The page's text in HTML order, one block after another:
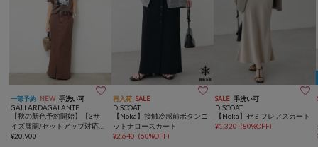
一部予約 NEW 手洗い可 
GALLARDAGALANTE
【秋の新色予約開始】【3サ
イズ展開/セットアップ対応】
リヨセルスリットスカート
¥20,900
再入荷 SALE 
DISCOAT
【Noka】接触冷感前ボタンニ
ットナロースカート
¥2,640 (60%OFF)
SALE 手洗い可 
DISCOAT
【Noka】セミフレアスカート
¥1,320 (80%OFF)